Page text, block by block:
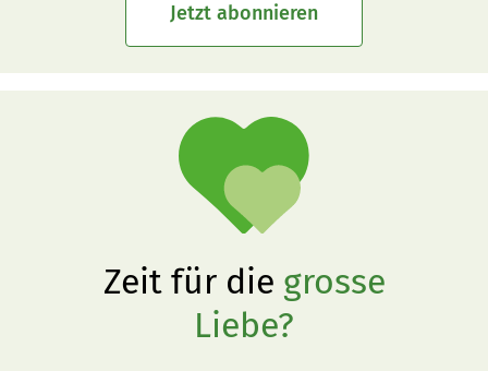
Jetzt abonnieren
Zeit für die grosse
Liebe?